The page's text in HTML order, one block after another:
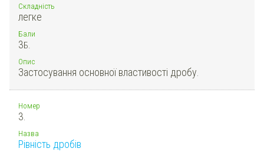
Складність
легке
Бали
3Б.
Опис
Застосування основної властивості дробу.
Номер
3.
Назва
Рівність дробів